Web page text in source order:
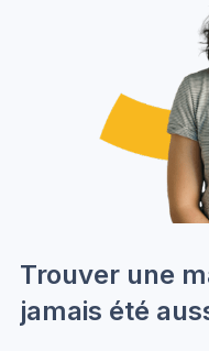
Trouver une
jamais été